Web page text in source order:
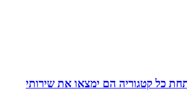
כל קטגוריה הם ימצאו את שירותי